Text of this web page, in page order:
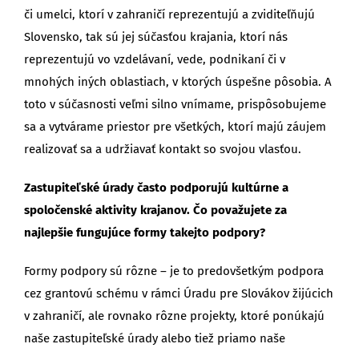
či umelci, ktorí v zahraničí reprezentujú a zviditeľňujú
Slovensko, tak sú jej súčasťou krajania, ktorí nás
reprezentujú vo vzdelávaní, vede, podnikaní či v
mnohých iných oblastiach, v ktorých úspešne pôsobia. A
toto v súčasnosti veľmi silno vnímame, prispôsobujeme
sa a vytvárame priestor pre všetkých, ktorí majú záujem
realizovať sa a udržiavať kontakt so svojou vlasťou.
Zastupiteľské úrady často podporujú kultúrne a
spoločenské aktivity krajanov. Čo považujete za
najlepšie fungujúce formy takejto podpory?
Formy podpory sú rôzne – je to predovšetkým podpora
cez grantovú schému v rámci Úradu pre Slovákov žijúcich
v zahraničí, ale rovnako rôzne projekty, ktoré ponúkajú
naše zastupiteľské úrady alebo tiež priamo naše